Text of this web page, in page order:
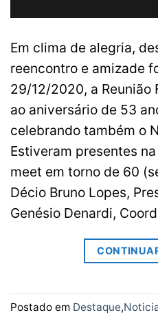
Em clima de alegria,
reencontro e amizade
29/12/2020, a Reunião
ao aniversário de 53
celebrando também o
Estiveram presentes
meet em torno de 60
Décio Bruno Lopes,
Genésio Denardi,
Postado em Destaque,